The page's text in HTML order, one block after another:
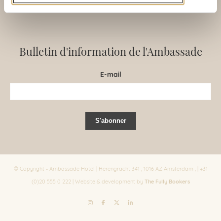
Bulletin d'information de l'Ambassade
E-mail
© Copyright - Ambassade Hotel | Herengracht 341 , 1016 AZ Amsterdam , | +31
(0)20 555 0 222 | Website & development by The Fully Bookers